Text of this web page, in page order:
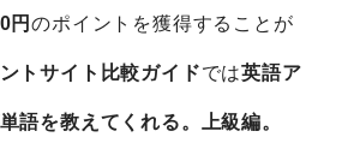
円のポイントを獲得することが
トサイト比較ガイドでは英語ア
語を教えてくれる。上級編。